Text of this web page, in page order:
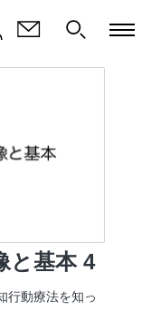
と基本 4
行動療法を知っ